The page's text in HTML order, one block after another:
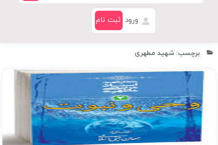
ورود ثبت نام
برچسب: شهید مطهری